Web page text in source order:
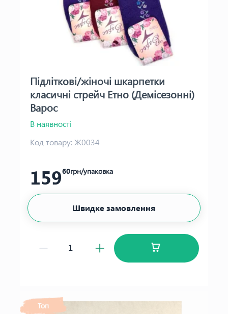
Підліткові/жіночі шкарпетки
класичні стрейч Етно (Демісезонні)
Варос
В наявності
Код товару:Ж0034
15960грн/упаковка
Швидке замовлення
Топ